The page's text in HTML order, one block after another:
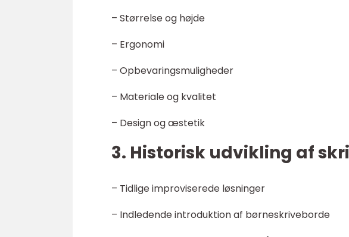
– Størrelse og højde
– Ergonomi
– Opbevaringsmuligheder
– Materiale og kvalitet
– Design og æstetik
3. Historisk udvikling af
– Tidlige improviserede løsninger
– Indledende introduktion af børneskriveborde